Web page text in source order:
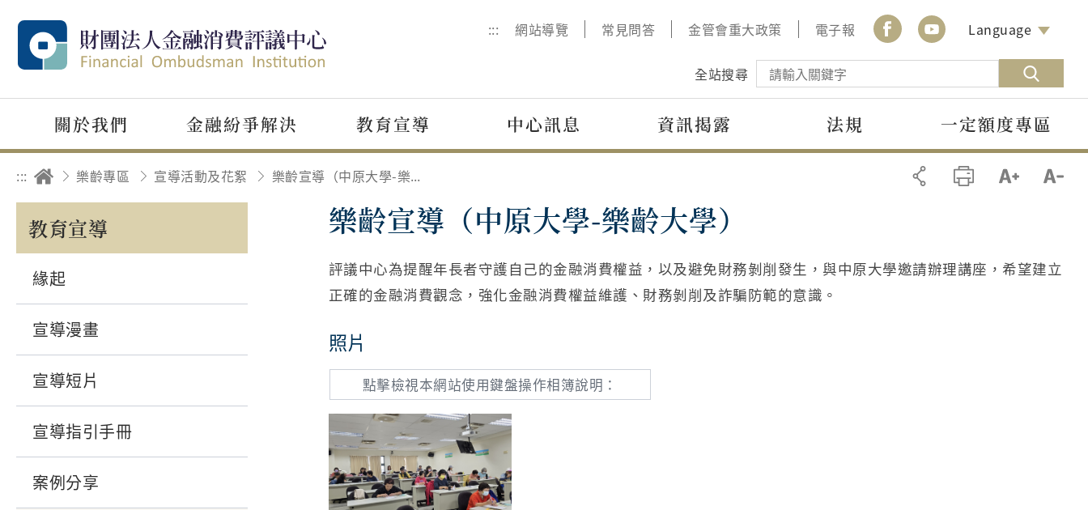
::: 網站導覽 常見問答 金管會重大政策 電子報 Language
全站搜尋
關於我們 金融紛爭解決 教育宣導 中心訊息 資訊揭露 法規 一定額度專區
::: 樂齡專區 宣導活動及花絮 樂齡宣導（中原大學-樂齡大學）
教育宣導
緣起
宣導漫畫
宣導短片
宣導指引手冊
案例分享
樂齡宣導（中原大學-樂齡大學）
評議中心為提醒年長者守護自己的金融消費權益，以及避免財務剝削發生，與中原大學邀請辦理講座，希望建立
正確的金融消費觀念，強化金融消費權益維護、財務剝削及詐騙防範的意識。
照片
點擊檢視本網站使用鍵盤操作相簿說明：